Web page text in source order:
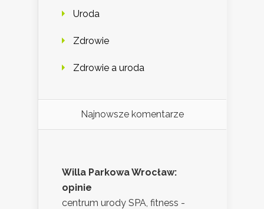
Uroda
Zdrowie
Zdrowie a uroda
Najnowsze komentarze
Willa Parkowa Wrocław:
opinie
centrum urody SPA, fitness -